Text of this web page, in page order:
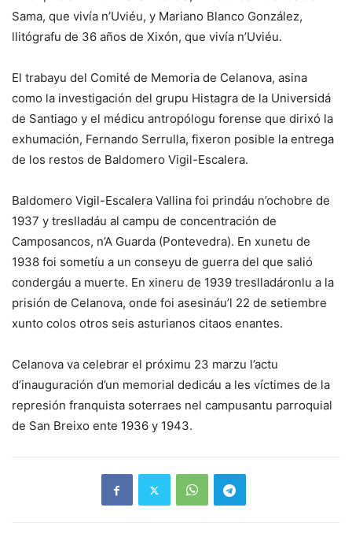
Sama, que vivía n’Uviéu, y Mariano Blanco González,
llitógrafu de 36 años de Xixón, que vivía n’Uviéu.
El trabayu del Comité de Memoria de Celanova, asina
como la investigación del grupu Histagra de la Universidá
de Santiago y el médicu antropólogu forense que dirixó la
exhumación, Fernando Serrulla, fixeron posible la entrega
de los restos de Baldomero Vigil-Escalera.
Baldomero Vigil-Escalera Vallina foi prindáu n’ochobre de
1937 y treslladáu al campu de concentración de
Camposancos, n’A Guarda (Pontevedra). En xunetu de
1938 foi sometíu a un conseyu de guerra del que salió
condergáu a muerte. En xineru de 1939 treslladáronlu a la
prisión de Celanova, onde foi asesináu’l 22 de setiembre
xunto colos otros seis asturianos citaos enantes.
Celanova va celebrar el próximu 23 marzu l’actu
d’inauguración d’un memorial dedicáu a les víctimes de la
represión franquista soterraes nel campusantu parroquial
de San Breixo ente 1936 y 1943.